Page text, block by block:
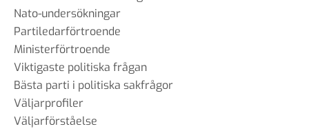
Nato-undersökningar
Partiledarförtroende
Ministerförtroende
Viktigaste politiska frågan
Bästa parti i politiska sakfrågor
Väljarprofiler
Väljarförståelse